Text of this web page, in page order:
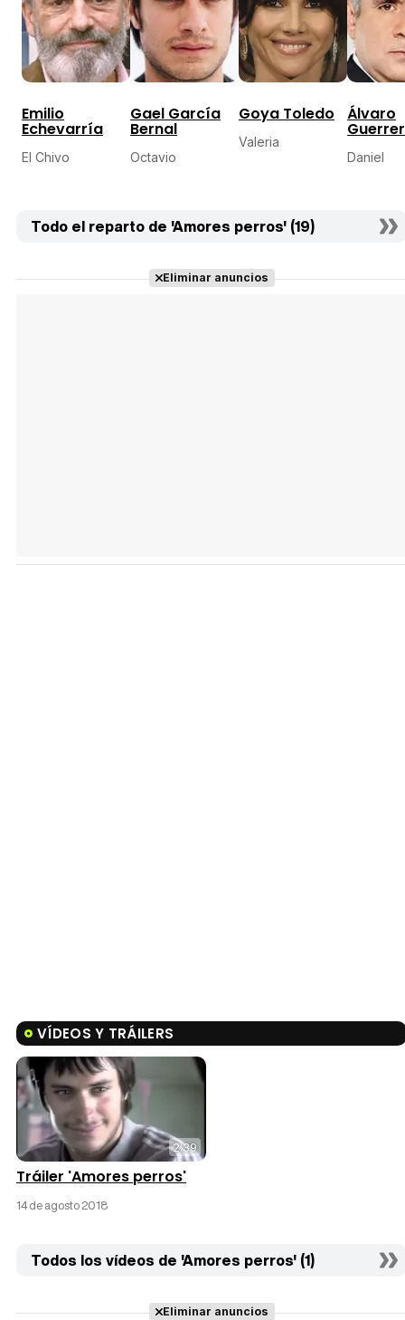
Emilio
Echevarría
El Chivo
Gael García
Bernal
Octavio
Goya Toledo
Valeria
Álvaro
Daniel
Todo el reparto de 'Amores perros' (19)
Eliminar anuncios
VÍDEOS Y TRÁILERS
2:39
Tráiler 'Amores perros'
14 de agosto 2018
Todos los vídeos de 'Amores perros' (1)
Eliminar anuncios